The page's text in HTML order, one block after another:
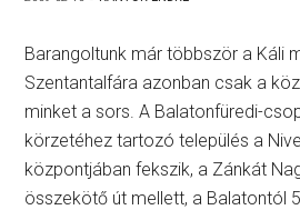
Barangoltunk már többször a Káli
Szentantalfára azonban csak a
minket a sors. A Balatonfüredi-
körzetéhez tartozó település a
központjában fekszik, a Zánkát
összekötő út mellett, a Balatontól